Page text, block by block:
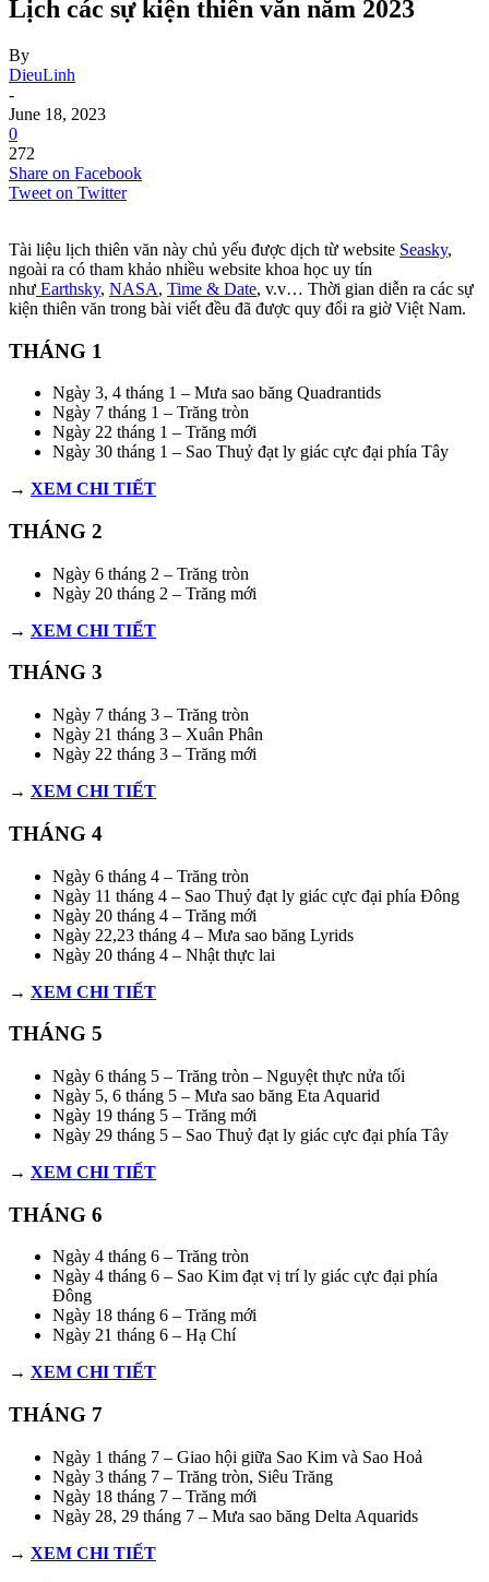
Lịch các sự kiện thiên văn năm 2023
By
DieuLinh
-
June 18, 2023
0
272
Share on Facebook
Tweet on Twitter
Tài liệu lịch thiên văn này chủ yếu được dịch từ website Seasky,
ngoài ra có tham khảo nhiều website khoa học uy tín
như Earthsky, NASA, Time & Date, v.v… Thời gian diễn ra các sự
kiện thiên văn trong bài viết đều đã được quy đổi ra giờ Việt Nam.
THÁNG 1
Ngày 3, 4 tháng 1 – Mưa sao băng Quadrantids
Ngày 7 tháng 1 – Trăng tròn
Ngày 22 tháng 1 – Trăng mới
Ngày 30 tháng 1 – Sao Thuỷ đạt ly giác cực đại phía Tây
→ XEM CHI TIẾT
THÁNG 2
Ngày 6 tháng 2 – Trăng tròn
Ngày 20 tháng 2 – Trăng mới
→ XEM CHI TIẾT
THÁNG 3
Ngày 7 tháng 3 – Trăng tròn
Ngày 21 tháng 3 – Xuân Phân
Ngày 22 tháng 3 – Trăng mới
→ XEM CHI TIẾT
THÁNG 4
Ngày 6 tháng 4 – Trăng tròn
Ngày 11 tháng 4 – Sao Thuỷ đạt ly giác cực đại phía Đông
Ngày 20 tháng 4 – Trăng mới
Ngày 22,23 tháng 4 – Mưa sao băng Lyrids
Ngày 20 tháng 4 – Nhật thực lai
→ XEM CHI TIẾT
THÁNG 5
Ngày 6 tháng 5 – Trăng tròn – Nguyệt thực nửa tối
Ngày 5, 6 tháng 5 – Mưa sao băng Eta Aquarid
Ngày 19 tháng 5 – Trăng mới
Ngày 29 tháng 5 – Sao Thuỷ đạt ly giác cực đại phía Tây
→ XEM CHI TIẾT
THÁNG 6
Ngày 4 tháng 6 – Trăng tròn
Ngày 4 tháng 6 – Sao Kim đạt vị trí ly giác cực đại phía
Đông
Ngày 18 tháng 6 – Trăng mới
Ngày 21 tháng 6 – Hạ Chí
→ XEM CHI TIẾT
THÁNG 7
Ngày 1 tháng 7 – Giao hội giữa Sao Kim và Sao Hoả
Ngày 3 tháng 7 – Trăng tròn, Siêu Trăng
Ngày 18 tháng 7 – Trăng mới
Ngày 28, 29 tháng 7 – Mưa sao băng Delta Aquarids
→ XEM CHI TIẾT